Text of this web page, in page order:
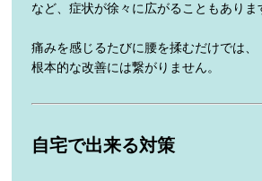
など、症状が徐々に広がることもありま
痛みを感じるたびに腰を揉むだけでは、
根本的な改善には繋がりません。
自宅で出来る対策